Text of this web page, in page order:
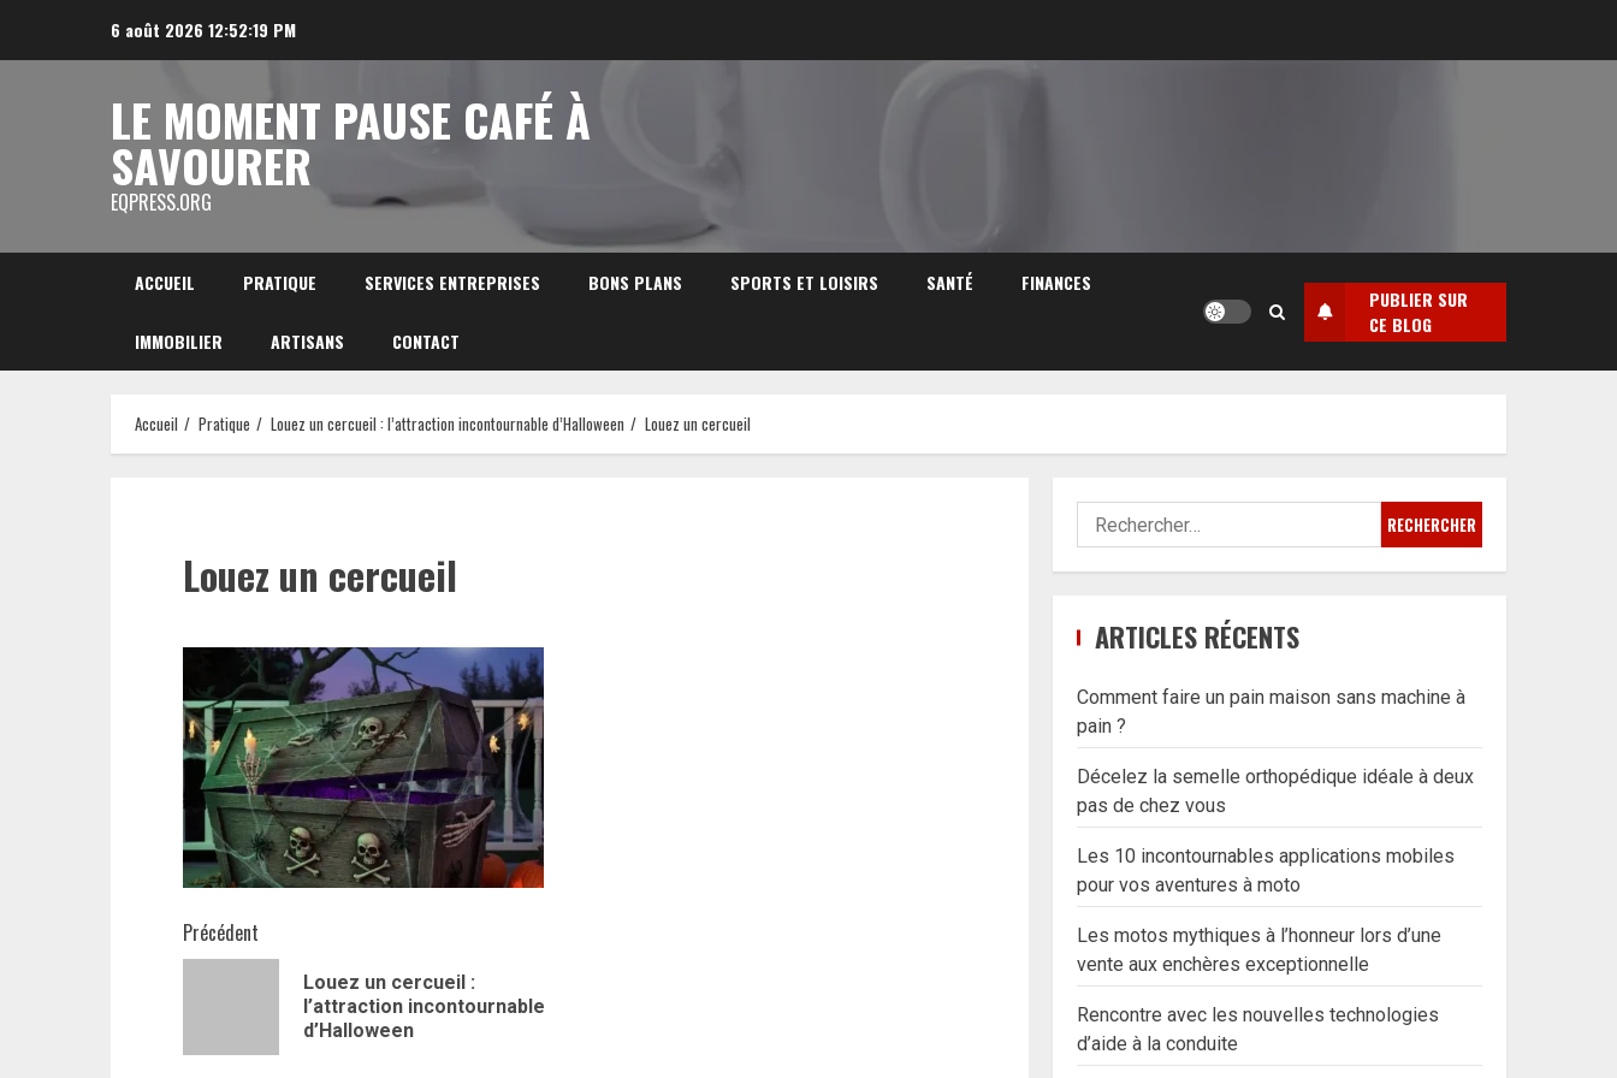
6 août 2026 12:52:20 PM
LE MOMENT PAUSE CAFÉ À
SAVOURER
EQPRESS.ORG
ACCUEIL PRATIQUE SERVICES ENTREPRISES BONS PLANS SPORTS ET LOISIRS SANTÉ FINANCES
IMMOBILIER ARTISANS CONTACT
PUBLIER SUR
CE BLOG
Accueil Pratique Louez un cercueil : l’attraction incontournable d’Halloween Louez un cercueil
Louez un cercueil
Navigation
Précédent
Louez un cercueil :
l’attraction incontournable
d’Halloween
Rechercher :
ARTICLES RÉCENTS
Comment faire un pain maison sans machine à
pain ?
Décelez la semelle orthopédique idéale à deux
pas de chez vous
Les 10 incontournables applications mobiles
pour vos aventures à moto
Les motos mythiques à l’honneur lors d’une
vente aux enchères exceptionnelle
Rencontre avec les nouvelles technologies
d’aide à la conduite